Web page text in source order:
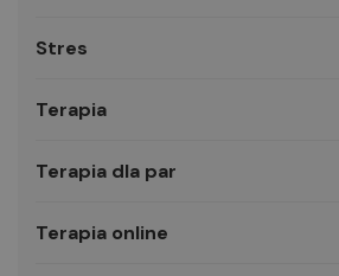
Stres
Terapia
Terapia dla par
Terapia online